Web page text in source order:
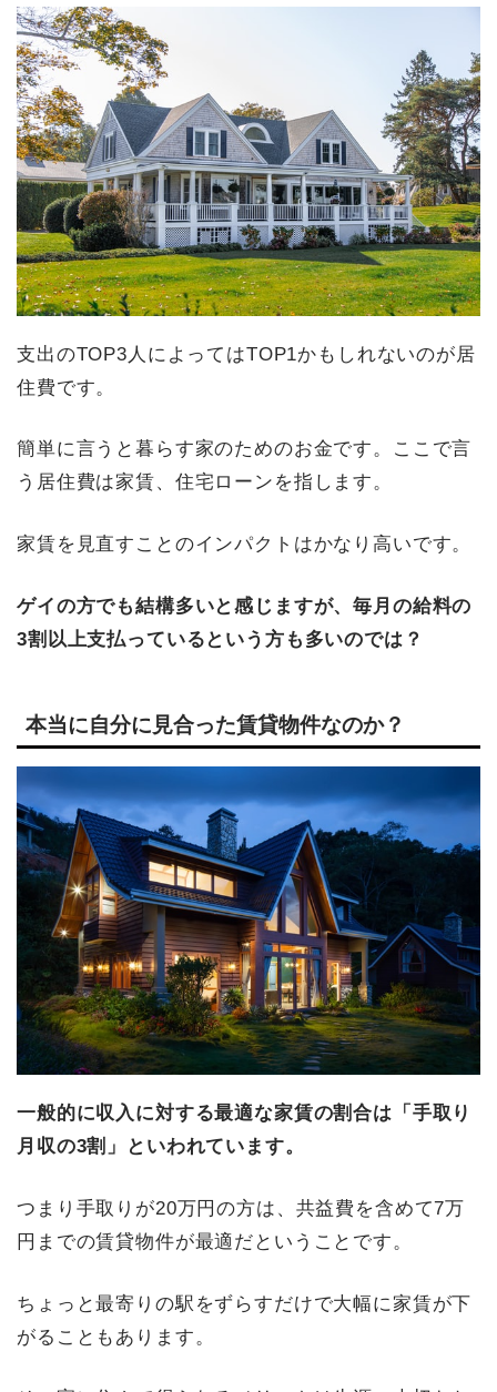
支出のTOP3人によってはTOP1かもしれないのが居
住費です。
簡単に言うと暮らす家のためのお金です。ここで言
う居住費は家賃、住宅ローンを指します。
家賃を見直すことのインパクトはかなり高いです。
ゲイの方でも結構多いと感じますが、毎月の給料の
3割以上支払っているという方も多いのでは？
本当に自分に見合った賃貸物件なのか？
一般的に収入に対する最適な家賃の割合は「手取り
月収の3割」といわれています。
つまり手取りが20万円の方は、共益費を含めて7万
円までの賃貸物件が最適だということです。
ちょっと最寄りの駅をずらすだけで大幅に家賃が下
がることもあります。